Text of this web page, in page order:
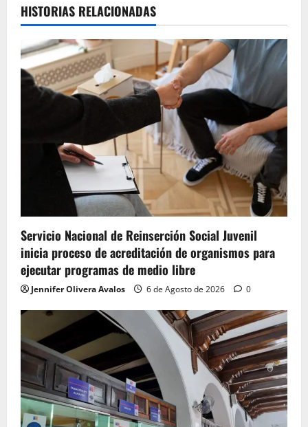
HISTORIAS RELACIONADAS
Servicio Nacional de Reinserción Social Juvenil
inicia proceso de acreditación de organismos para
ejecutar programas de medio libre
Jennifer Olivera Avalos 6 de Agosto de 2026 0